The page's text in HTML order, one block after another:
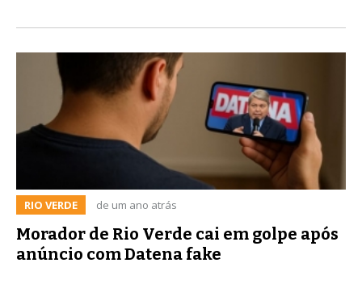
RIO VERDE de um ano atrás
Morador de Rio Verde cai em golpe após
anúncio com Datena fake